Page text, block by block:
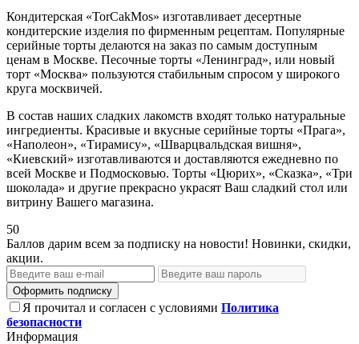
Кондитерская «TorCakMos» изготавливает десертные
кондитерские изделия по фирменным рецептам. Популярные
серийные торты делаются на заказ по самым доступным
ценам в Москве. Песочные торты «Ленинград», или новый
торт «Москва» пользуются стабильным спросом у широкого
круга москвичей.
В состав наших сладких лакомств входят только натуральные
ингредиенты. Красивые и вкусные серийные торты «Прага»,
«Наполеон», «Тирамису», «Шварцвальдская вишня»,
«Киевский» изготавливаются и доставляются ежедневно по
всей Москве и Подмосковью. Торты «Цюрих», «Сказка», «Три
шоколада» и другие прекрасно украсят Ваш сладкий стол или
витрину Вашего магазина.
50
Баллов дарим всем за подписку на новости! Новинки, скидки,
акции.
Оформить подписку
Я прочитал и согласен с условиями Политика
безопасности
Информация